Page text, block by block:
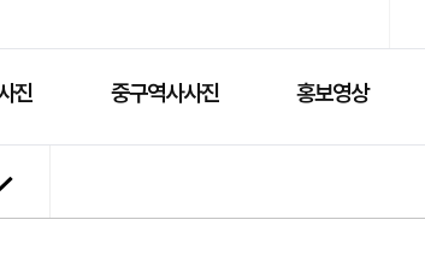
진 중구역사사진 홍보영상